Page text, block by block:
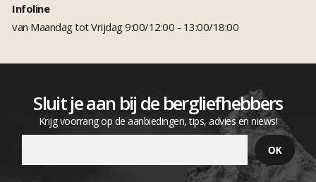
Infoline
van Maandag tot Vrijdag 9:00/12:00 - 13:00/18:00
Sluit je aan bij de bergliefhebbers
Krijg voorrang op de aanbiedingen, tips, advies en niews!